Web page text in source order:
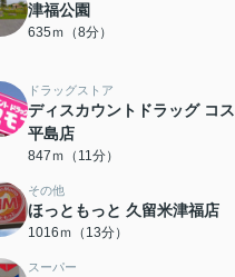
津福公園
635ｍ（8分）
ドラッグストア
ディスカウントドラッグ コ
平島店
847ｍ（11分）
その他
ほっともっと 久留米津福店
1016ｍ（13分）
スーパー